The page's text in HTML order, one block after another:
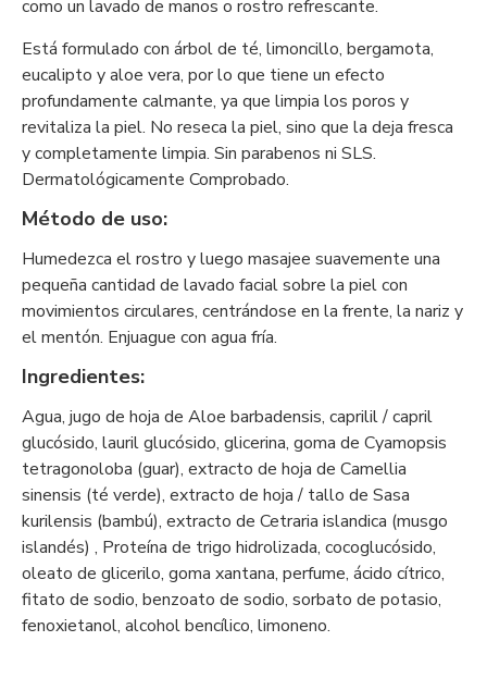
como un lavado de manos o rostro refrescante.
Está formulado con árbol de té, limoncillo, bergamota,
eucalipto y aloe vera, por lo que tiene un efecto
profundamente calmante, ya que limpia los poros y
revitaliza la piel. No reseca la piel, sino que la deja fresca
y completamente limpia. Sin parabenos ni SLS.
Dermatológicamente Comprobado.
Método de uso:
Humedezca el rostro y luego masajee suavemente una
pequeña cantidad de lavado facial sobre la piel con
movimientos circulares, centrándose en la frente, la nariz y
el mentón. Enjuague con agua fría.
Ingredientes:
Agua, jugo de hoja de Aloe barbadensis, caprilil / capril
glucósido, lauril glucósido, glicerina, goma de Cyamopsis
tetragonoloba (guar), extracto de hoja de Camellia
sinensis (té verde), extracto de hoja / tallo de Sasa
kurilensis (bambú), extracto de Cetraria islandica (musgo
islandés) , Proteína de trigo hidrolizada, cocoglucósido,
oleato de glicerilo, goma xantana, perfume, ácido cítrico,
fitato de sodio, benzoato de sodio, sorbato de potasio,
fenoxietanol, alcohol bencílico, limoneno.